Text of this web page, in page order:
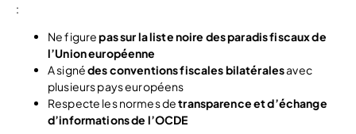
:
Ne figurepas sur la liste noire des paradis fiscaux de
l’Union européenne
A signédes conventions fiscales bilatéralesavec
plusieurs pays européens
Respecte les normes detransparence et d’échange
d’informations de l’OCDE